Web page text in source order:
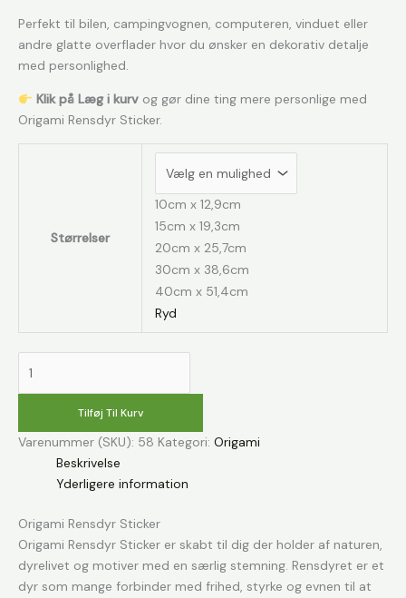
Perfekt til bilen, campingvognen, computeren, vinduet eller
andre glatte overflader hvor du ønsker en dekorativ detalje
med personlighed.
Klik på Læg i kurvog gør dine ting mere personlige med
Origami Rensdyr Sticker.
Størrelser
10cm x 12,9cm
15cm x 19,3cm
20cm x 25,7cm
30cm x 38,6cm
40cm x 51,4cm
Ryd
rensdyr
antal
Tilføj Til Kurv
Varenummer (SKU): 58 Kategori: Origami
Beskrivelse
Yderligere information
Origami Rensdyr Sticker
Origami Rensdyr Sticker er skabt til dig der holder af naturen,
dyrelivet og motiver med en særlig stemning. Rensdyret er et
dyr som mange forbinder med frihed, styrke og evnen til at